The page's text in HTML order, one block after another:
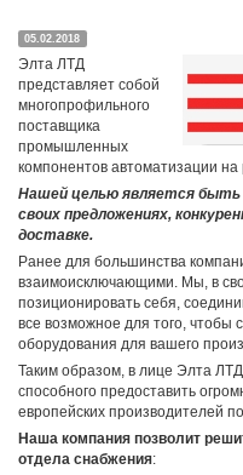
05.02.2018
Элта ЛТД
представляет собой
многопрофильного
поставщика
промышленных
компонентов автоматизации на
Нашей целью является быть
своих предложениях,
доставке.
Ранее для большинства
взаимоисключающими. Мы, в
позиционировать себя,
все возможное для того, чтобы
оборудования для вашего
Таким образом, в лице Элта
способного предоставить
европейских производителей
Наша компания позволит
отдела снабжения: